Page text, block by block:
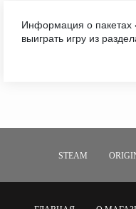
Информация о пакетах
выиграть игру из
STEAM